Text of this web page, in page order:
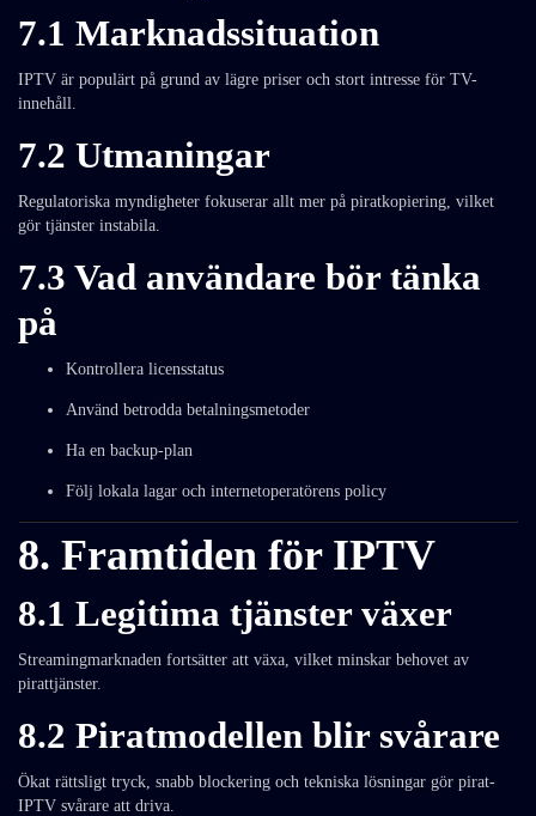
7.1 Marknadssituation
IPTV är populärt på grund av lägre priser och stort intresse för TV-
innehåll.
7.2 Utmaningar
Regulatoriska myndigheter fokuserar allt mer på piratkopiering, vilket
gör tjänster instabila.
7.3 Vad användare bör tänka
på
Kontrollera licensstatus
Använd betrodda betalningsmetoder
Ha en backup-plan
Följ lokala lagar och internetoperatörens policy
8. Framtiden för IPTV
8.1 Legitima tjänster växer
Streamingmarknaden fortsätter att växa, vilket minskar behovet av
pirattjänster.
8.2 Piratmodellen blir svårare
Ökat rättsligt tryck, snabb blockering och tekniska lösningar gör pirat-
IPTV svårare att driva.